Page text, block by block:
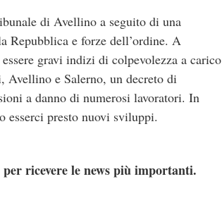
di Avellino a seguito di una
Repubblica e forze dell’ordine. A
gravi indizi di colpevolezza a carico
e Salerno, un decreto di
a danno di numerosi lavoratori. In
esserci presto nuovi sviluppi.
ricevere le news più importanti.